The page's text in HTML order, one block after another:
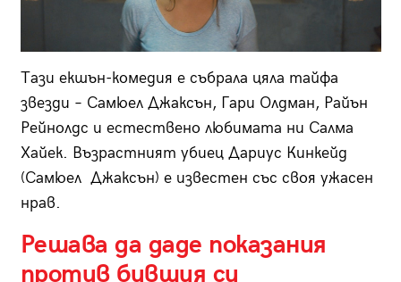
Тази екшън-комедия е събрала цяла тайфа
звезди – Самюел Джаксън, Гари Олдман, Райън
Рейнолдс и естествено любимата ни Салма
Хайек. Възрастният убиец Дариус Кинкейд
(Самюел Джаксън) е известен със своя ужасен
нрав.
Решава да даде показания
против бившия си